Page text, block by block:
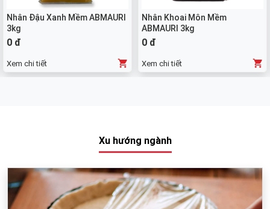
Nhân Đậu Xanh Mềm ABMAURI
3kg
0 đ
Xem chi tiết
Nhân Khoai Môn Mềm
ABMAURI 3kg
0 đ
Xem chi tiết
Xu hướng ngành